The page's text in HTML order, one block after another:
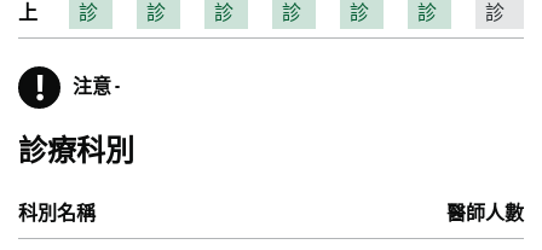
上
診
診
診
診
診
診
診
! 注意-
診療科別
科別名稱 醫師人數